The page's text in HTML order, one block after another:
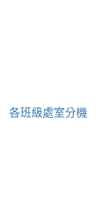
各班級處室分機